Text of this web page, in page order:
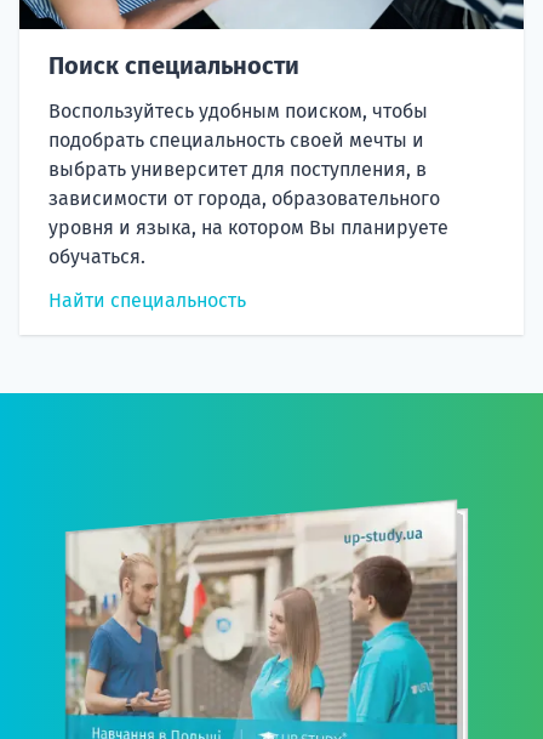
Поиск специальности
Воспользуйтесь удобным поиском, чтобы
подобрать специальность своей мечты и
выбрать университет для поступления, в
зависимости от города, образовательного
уровня и языка, на котором Вы планируете
обучаться.
Найти специальность